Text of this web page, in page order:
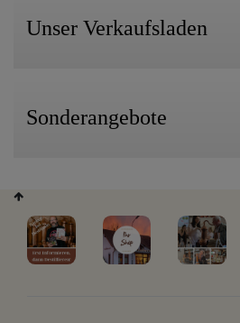
Unser Verkaufsladen
Sonderangebote